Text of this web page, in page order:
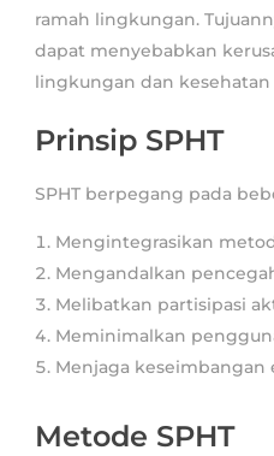
ramah lingkungan.
dapat menyebabkan
lingkungan dan kesehatan
Prinsip SPHT
SPHT berpegang pada
Mengintegrasikan
Mengandalkan
Melibatkan partisipasi
Meminimalkan
Menjaga
Metode SPHT